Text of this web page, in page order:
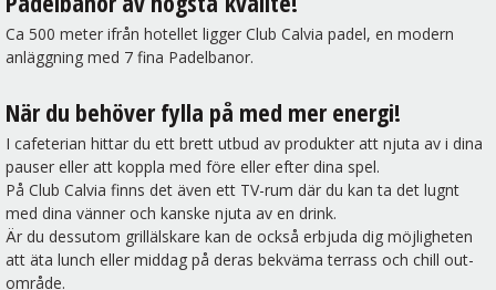
Ca 500 meter ifrån hotellet ligger Club Calvia padel, en modern
anläggning med 7 fina Padelbanor.
När du behöver fylla på med mer energi!
I cafeterian hittar du ett brett utbud av produkter att njuta av i dina
pauser eller att koppla med före eller efter dina spel.
På Club Calvia finns det även ett TV-rum där du kan ta det lugnt
med dina vänner och kanske njuta av en drink.
Är du dessutom grillälskare kan de också erbjuda dig möjligheten
att äta lunch eller middag på deras bekväma terrass och chill out-
område.